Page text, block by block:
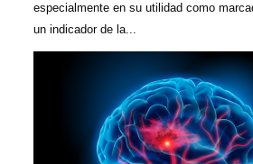
especialmente en su utilidad como
un indicador de la...